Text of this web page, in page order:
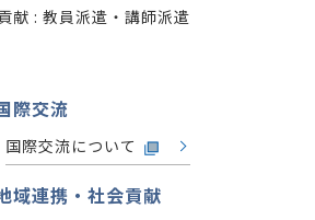
献 : 教員派遣・講師派遣
際交流
国際交流について
域連携・社会貢献